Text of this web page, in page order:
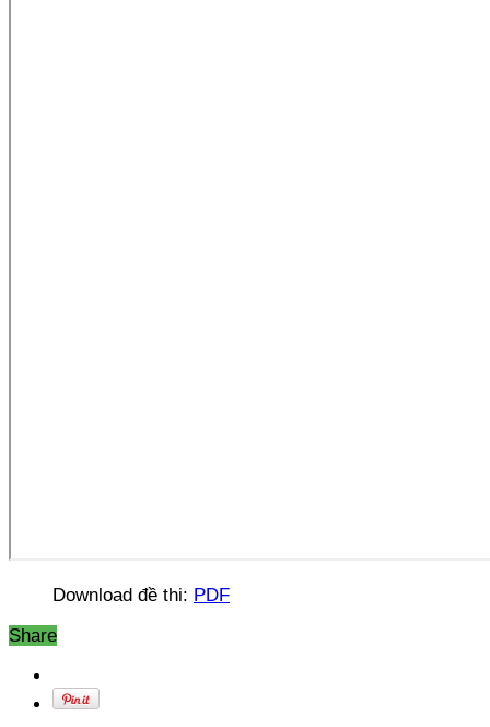
Download đề thi: PDF
Share